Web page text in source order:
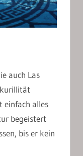
auch Las
einfach alles
begeistert
bis er kein